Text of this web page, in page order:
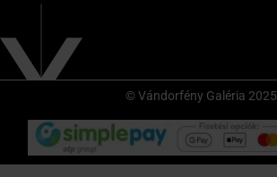
© Vándorfény Galéria 2025